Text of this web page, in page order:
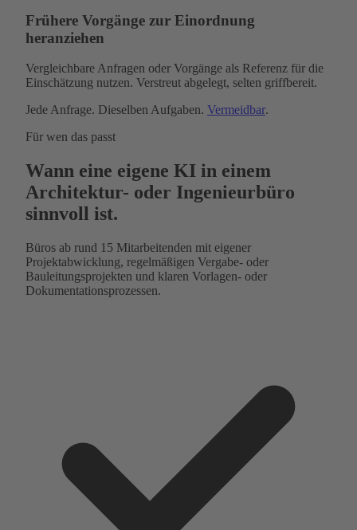
Frühere Vorgänge zur Einordnung
heranziehen
Vergleichbare Anfragen oder Vorgänge als Referenz für die
Einschätzung nutzen. Verstreut abgelegt, selten griffbereit.
Jede Anfrage. Dieselben Aufgaben. Vermeidbar.
Für wen das passt
Wann eine eigene KI in einem
Architektur- oder Ingenieurbüro
sinnvoll ist.
Büros ab rund 15 Mitarbeitenden mit eigener
Projektabwicklung, regelmäßigen Vergabe- oder
Bauleitungsprojekten und klaren Vorlagen- oder
Dokumentationsprozessen.